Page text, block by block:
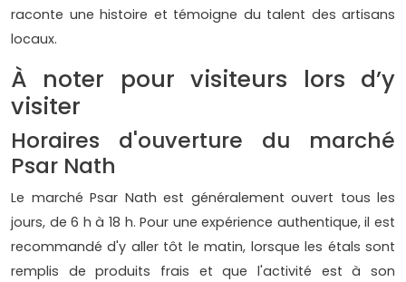
raconte une histoire et témoigne du talent des artisans
locaux.
À noter pour visiteurs lors d’y
visiter
Horaires d'ouverture du marché
Psar Nath
Le marché Psar Nath est généralement ouvert tous les
jours, de 6 h à 18 h. Pour une expérience authentique, il est
recommandé d'y aller tôt le matin, lorsque les étals sont
remplis de produits frais et que l'activité est à son